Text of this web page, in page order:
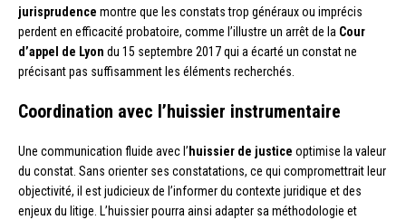
jurisprudence montre que les constats trop généraux ou imprécis
perdent en efficacité probatoire, comme l’illustre un arrêt de la Cour
d’appel de Lyon du 15 septembre 2017 qui a écarté un constat ne
précisant pas suffisamment les éléments recherchés.
Coordination avec l’huissier instrumentaire
Une communication fluide avec l’ huissier de justice optimise la valeur
du constat. Sans orienter ses constatations, ce qui compromettrait leur
objectivité, il est judicieux de l’informer du contexte juridique et des
enjeux du litige. L’huissier pourra ainsi adapter sa méthodologie et